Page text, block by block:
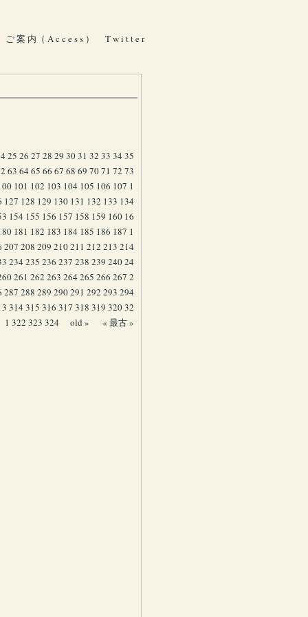
ご 案 内（ A c c e s s ） T w i t t e r
25 26 27 28 29 3031 32 33 34 35
63 64 65 66 67 68 69 7071 72 73
101 102 103 104 105 106 107 1
127 128 129 130 131 132 133 134
154 155 156 157 158 159 160 16
181 182 183 184 185 186 187 1
207 208 209 210211 212 213 214
234 235 236 237 238 239 24024
261 262 263 264 265 266 267 2
287 288 289 290291 292 293 294
314 315 316 317 318 319 32032
1 322 323 324 old » « 最古 »